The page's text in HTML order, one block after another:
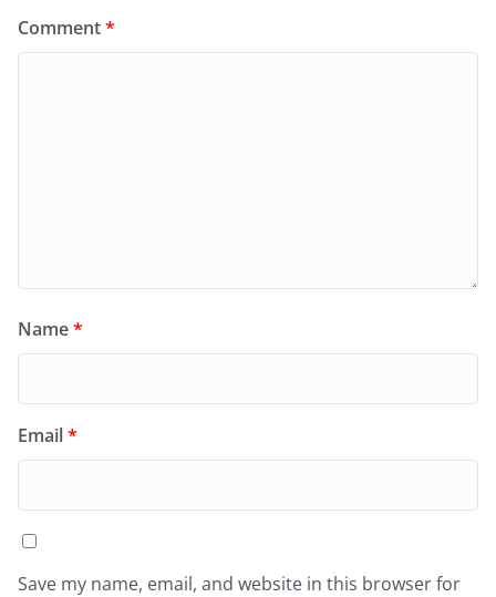
Comment*
Name*
Email*
Save my name, email, and website in this browser for